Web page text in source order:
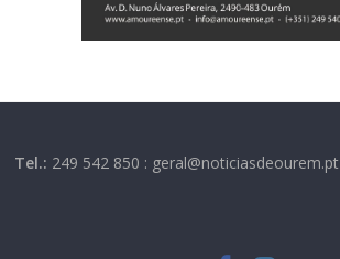
Tel.: 249 542 850 : geral@noticiasdeourem.pt